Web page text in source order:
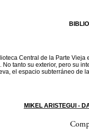
Central de la Parte
No tanto su exterior, pero su
el espacio subterráneo de
MIKEL ARISTEGUI -